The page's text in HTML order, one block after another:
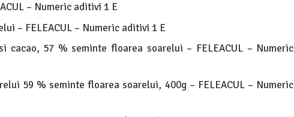
– Numeric aditivi 1 E
– FELEACUL – Numeric aditivi 1 E
cacao, 57 % seminte floarea soarelui – FELEACUL – Numeric
59 % seminte floarea soarelui, 400g – FELEACUL – Numeric